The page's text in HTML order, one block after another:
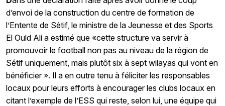
d’envoi de la construction du centre de formation de
l’Entente de Sétif, le ministre de la Jeunesse et des Sports
El Ould Ali a estimé que «cette structure va servir à
promouvoir le football non pas au niveau de la région de
Sétif uniquement, mais plutôt six à sept wilayas qui vont en
bénéficier ». Il a en outre tenu à féliciter les responsables
locaux pour leurs efforts à encourager les clubs locaux en
citant l’exemple de l’ESS qui reste, selon lui, une équipe qui